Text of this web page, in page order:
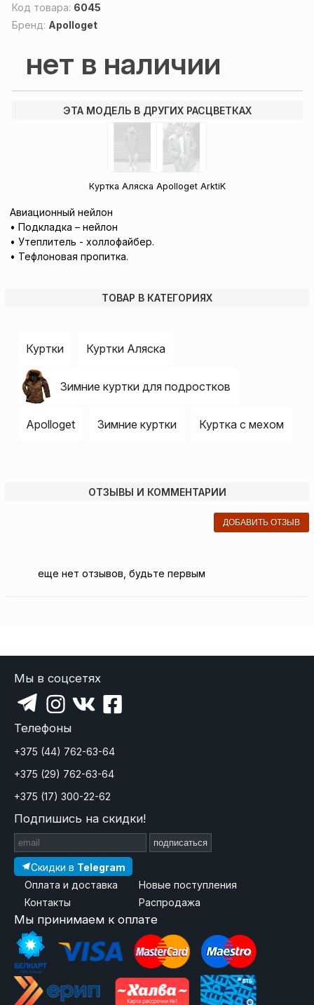
Код товара: 6045
Бренд: Apolloget
нет в наличии
ЭТА МОДЕЛЬ В ДРУГИХ РАСЦВЕТКАХ
Куртка Аляска Apolloget ArktiK
Авиационный нейлон
• Подкладка – нейлон
• Утеплитель - холлофайбер.
• Тефлоновая пропитка.
ТОВАР В КАТЕГОРИЯХ
Куртки Куртки Аляска
Зимние куртки для подростков
Apolloget Зимние куртки Куртка с мехом
ОТЗЫВЫ И КОММЕНТАРИИ
ДОБАВИТЬ ОТЗЫВ
еще нет отзывов, будьте первым
Мы в соцсетях
Телефоны
+375 (44) 762-63-64
+375 (29) 762-63-64
+375 (17) 300-22-62
Подпишись на скидки!
подписаться
Скидки в Telegram
Оплата и доставка
Контакты
Новые поступления
Распродажа
Мы принимаем к оплате